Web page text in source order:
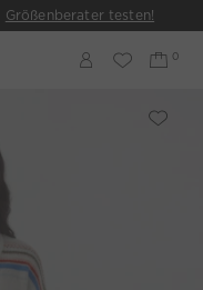
Größenberater testen!